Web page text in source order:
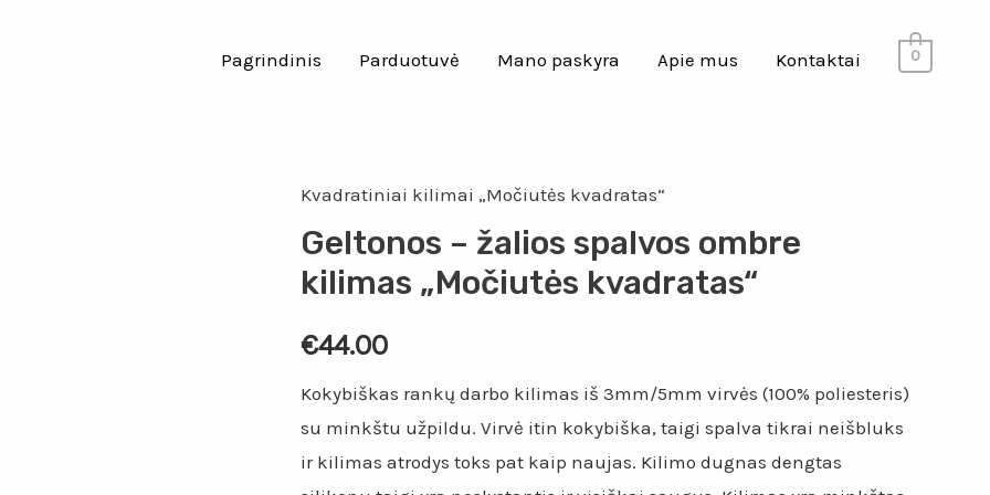
Pagrindinis Parduotuvė Mano paskyra Apie mus Kontaktai 0
Kvadratiniai kilimai „Močiutės kvadratas“
Geltonos – žalios spalvos ombre
kilimas „Močiutės kvadratas“
€44.00
Kokybiškas rankų darbo kilimas iš 3mm/5mm virvės (100% poliesteris)
su minkštu užpildu. Virvė itin kokybiška, taigi spalva tikrai neišbluks
ir kilimas atrodys toks pat kaip naujas. Kilimo dugnas dengtas